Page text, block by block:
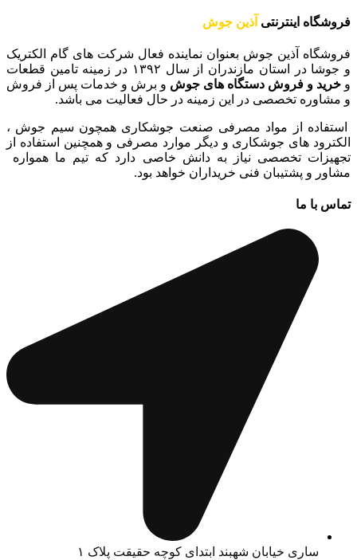
فروشگاه اینترنتی آذین جوش
فروشگاه آذین جوش بعنوان نماینده فعال شرکت های گام الکتریک
و جوشا در استان مازندران از سال ۱۳۹۲ در زمینه تامین قطعات
و خرید و فروش دستگاه های جوش و برش و خدمات پس از فروش
و مشاوره تخصصی در این زمینه در حال فعالیت می باشد.
استفاده از مواد مصرفی صنعت جوشکاری همچون سیم جوش ،
الکترود های جوشکاری و دیگر موارد مصرفی و همچنین استفاده از
تجهیزات تخصصی نیاز به دانش خاصی دارد که تیم ما همواره
مشاور و پشتیبان فنی خریداران خواهد بود.
تماس با ما
ساری خیابان شهبند ابتدای کوچه حقیقت پلاک ۱